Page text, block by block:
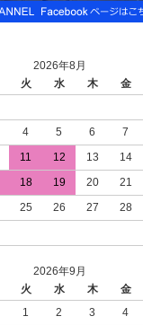
2026年8月
火 水 木 金
4 5 6 7
11 12 13 14
18 19 20 21
25 26 27 28
2026年9月
火 水 木 金
1
2 3 4